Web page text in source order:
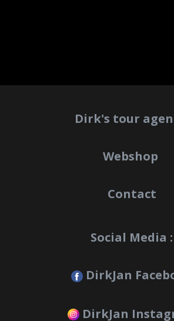
Dirk's tour
Webshop
Contact
Social Media :
DirkJan
DirkJan